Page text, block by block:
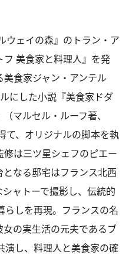
ウェイの森』のトラン・ア
美食家と料理人』を発
食家ジャン・アンテル
にした小説『美食家ドダ
マルセル・ルーフ著、
て、オリジナルの脚本を執
は三ツ星シェフのピエー
なる邸宅はフランス北西
ャトーで撮影し、伝統的
らしを再現。フランスの名
の実生活の元夫であるブ
演し、料理人と美食家の確